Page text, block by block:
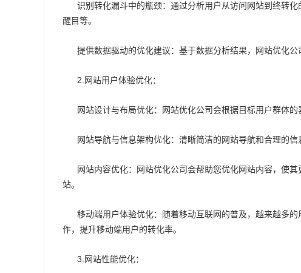
识别转化漏斗中的瓶颈：通过分析用户从访问网站到终转
醒目等。
提供数据驱动的优化建议：基于数据分析结果，网站优化
2.网站用户体验优化：
网站设计与布局优化：网站优化公司会根据目标用户群体
网站导航与信息架构优化：清晰简洁的网站导航和合理的
网站内容优化：网站优化公司会帮助您优化网站内容，使
站。
移动端用户体验优化：随着移动互联网的普及，越来越多
作，提升移动端用户的转化率。
3.网站性能优化：